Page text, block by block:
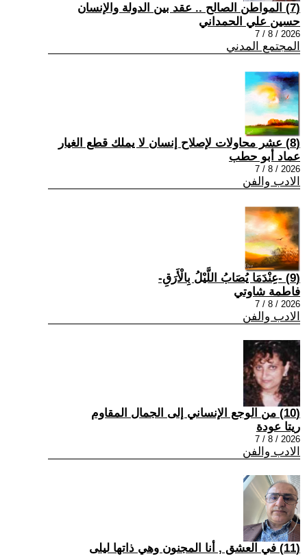
(7) المواطن الصالح .. عقد بين الدولة والإنسان
حسين علي الحمداني
2026 / 8 / 7
المجتمع المدني
(8) عشر محاولات لإصلاح إنسان لا يملك قطع الغيار
عماد أبو حطب
2026 / 8 / 7
الادب والفن
(9) -عِنْدَمَا يُصَابُ اللَّيْلُ بِالْأَرَقِ-
فاطمة شاوتي
2026 / 8 / 7
الادب والفن
(10) من الوجع الإنساني إلى الجمال المقاوم
ريتا عودة
2026 / 8 / 7
الادب والفن
(11) في العشق , أنا المجنون وهي ذاتها ليلى